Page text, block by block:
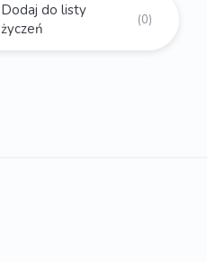
Dodaj do listy
życzeń
(0)